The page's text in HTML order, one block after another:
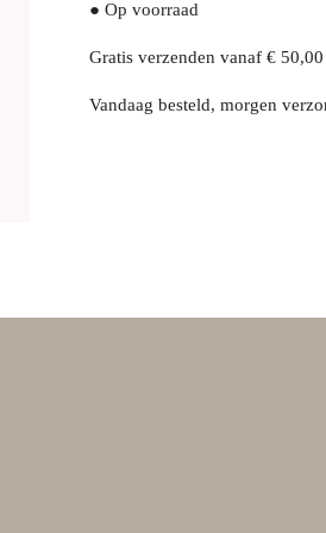
● Op voorraad
Gratis verzenden vanaf € 50,00
Vandaag besteld, morgen